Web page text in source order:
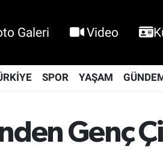
Galeri Video
SPOR YAŞAM
Genç